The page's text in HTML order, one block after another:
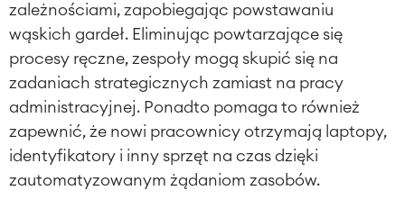
zależnościami, zapobiegając powstawaniu
wąskich gardeł. Eliminując powtarzające się
procesy ręczne, zespoły mogą skupić się na
zadaniach strategicznych zamiast na pracy
administracyjnej. Ponadto pomaga to również
zapewnić, że nowi pracownicy otrzymają laptopy,
identyfikatory i inny sprzęt na czas dzięki
zautomatyzowanym żądaniom zasobów.